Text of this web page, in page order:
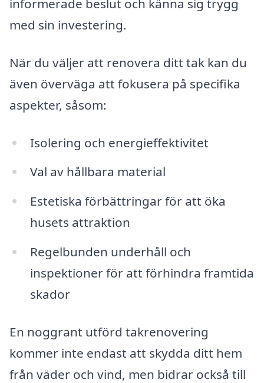
informerade beslut och känna sig trygg
med sin investering.
När du väljer att renovera ditt tak kan du
även överväga att fokusera på specifika
aspekter, såsom:
Isolering och energieffektivitet
Val av hållbara material
Estetiska förbättringar för att öka
husets attraktion
Regelbunden underhåll och
inspektioner för att förhindra framtida
skador
En noggrant utförd takrenovering
kommer inte endast att skydda ditt hem
från väder och vind, men bidrar också till